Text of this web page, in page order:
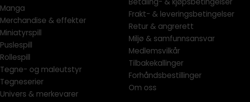
Manga
Merchandise & effekter
Miniatyrspill
Puslespill
Rollespill
Tegne- og maleutstyr
Tegneserier
Univers & merkevarer
Frakt- & leveringsbetingelser
Retur & angrerett
Miljø & samfunnsansvar
Medlemsvilkår
Tilbakekallinger
Forhåndsbestillinger
Om oss